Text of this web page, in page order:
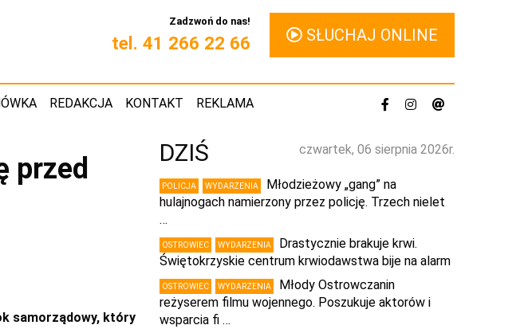
Zadzwoń do nas!
tel. 41 266 22 66 SŁUCHAJ ONLINE
REDAKCJA KONTAKT REKLAMA
przed
samorządowy, który
czwartek, 06 sierpnia 2026r.
DZIŚ
POLICJA WYDARZENIA
Młodzieżowy „gang” na
hulajnogach namierzony przez policję. Trzech nielet
…
OSTROWIEC WYDARZENIA
Drastycznie brakuje krwi.
Świętokrzyskie centrum krwiodawstwa bije na alarm
OSTROWIEC WYDARZENIA
Młody Ostrowczanin
reżyserem filmu wojennego. Poszukuje aktorów i
wsparcia fi …